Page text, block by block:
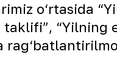
o‘rtasida
“Yilning